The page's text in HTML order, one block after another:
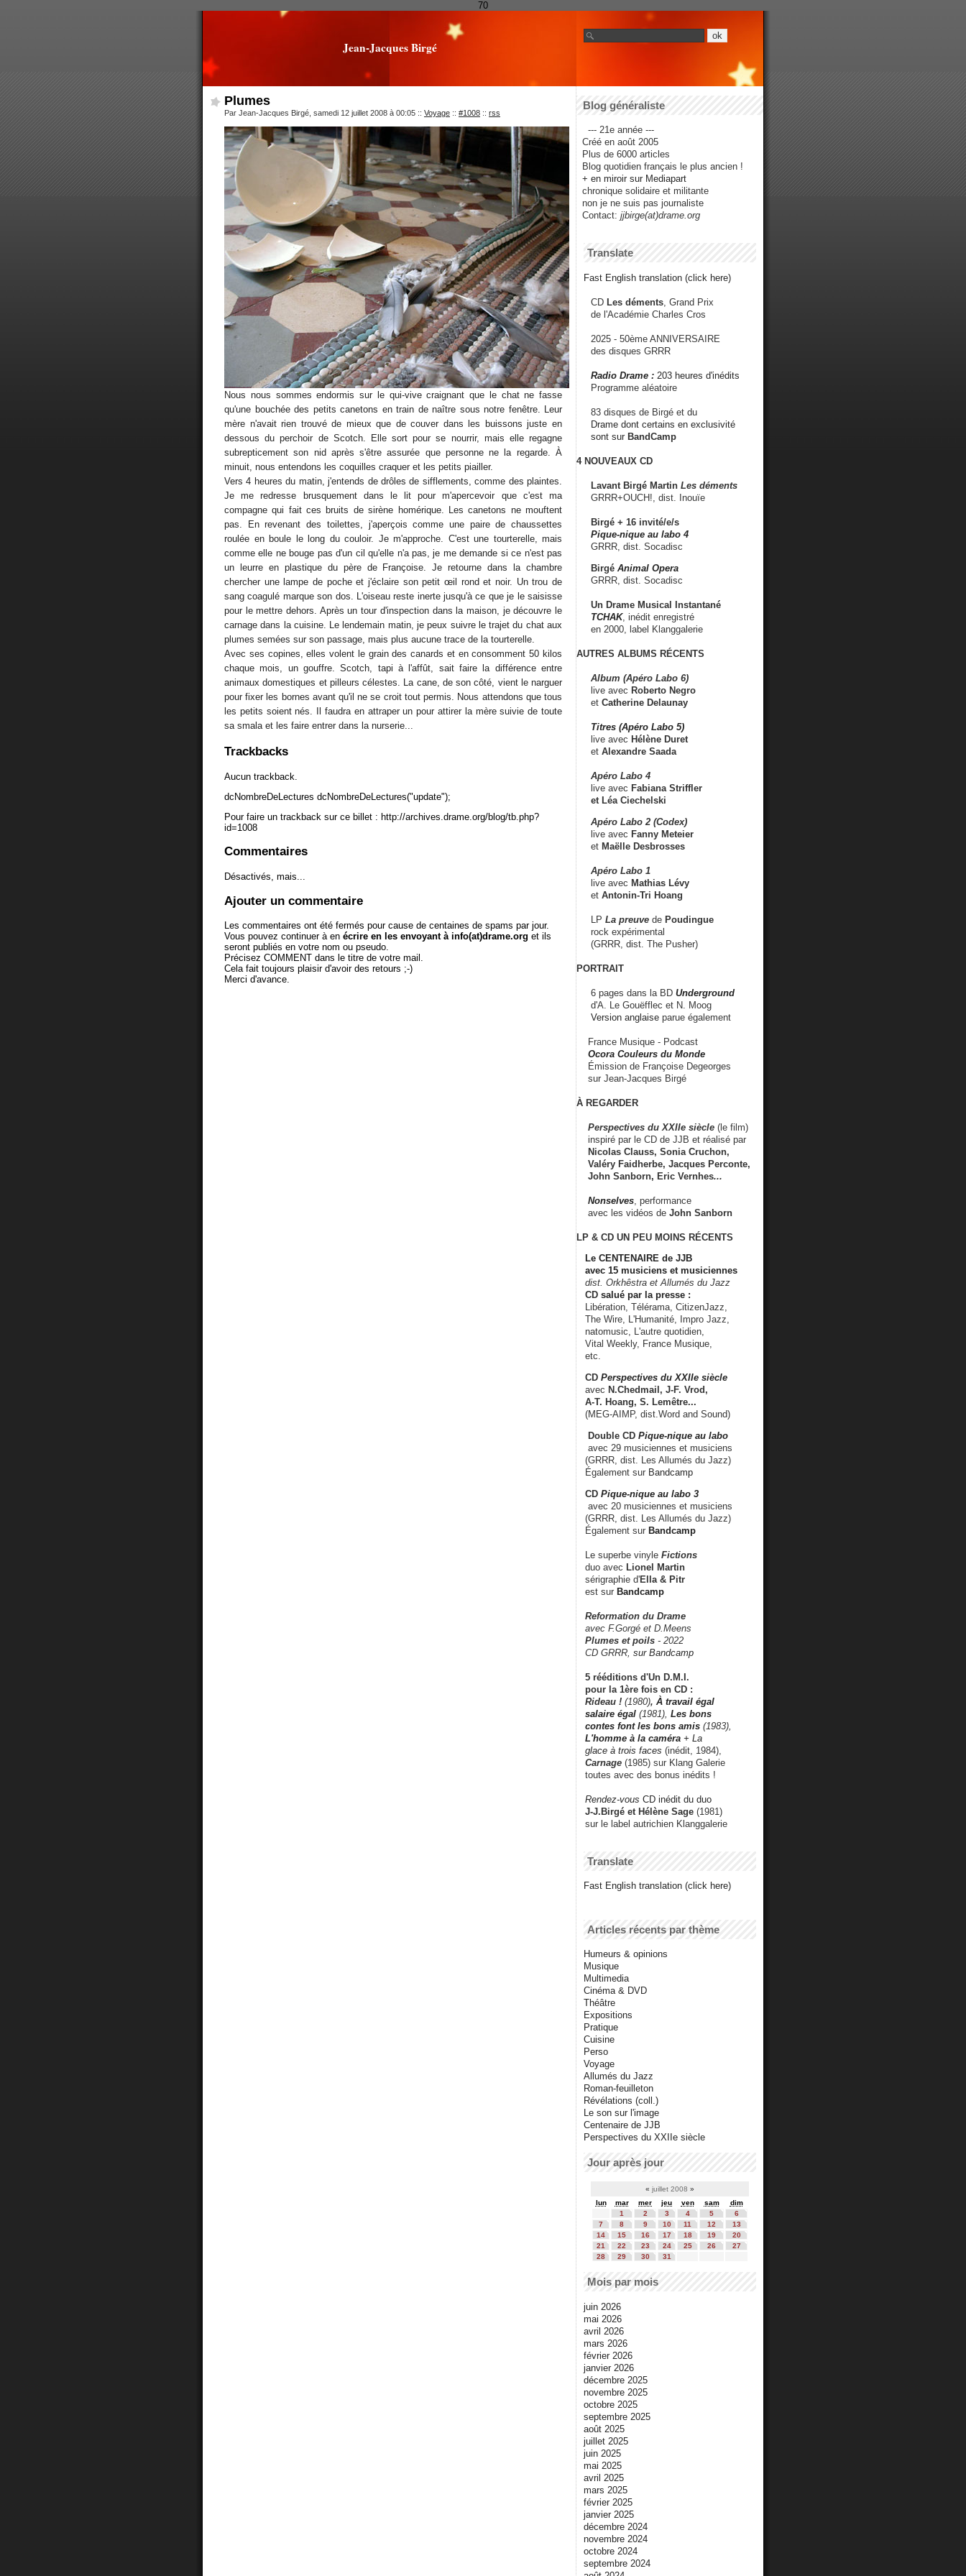
70
Jean-Jacques Birgé
Plumes
Par Jean-Jacques Birgé, samedi 12 juillet 2008 à 00:05 :: Voyage :: #1008 :: rss
Nous nous sommes endormis sur le qui-vive craignant que le chat ne fasse
qu'une bouchée des petits canetons en train de naître sous notre fenêtre. Leur
mère n'avait rien trouvé de mieux que de couver dans les buissons juste en
dessous du perchoir de Scotch. Elle sort pour se nourrir, mais elle regagne
subrepticement son nid après s'être assurée que personne ne la regarde. À
minuit, nous entendons les coquilles craquer et les petits piailler.
Vers 4 heures du matin, j'entends de drôles de sifflements, comme des plaintes.
Je me redresse brusquement dans le lit pour m'apercevoir que c'est ma
compagne qui fait ces bruits de sirène homérique. Les canetons ne mouftent
pas. En revenant des toilettes, j'aperçois comme une paire de chaussettes
roulée en boule le long du couloir. Je m'approche. C'est une tourterelle, mais
comme elle ne bouge pas d'un cil qu'elle n'a pas, je me demande si ce n'est pas
un leurre en plastique du père de Françoise. Je retourne dans la chambre
chercher une lampe de poche et j'éclaire son petit œil rond et noir. Un trou de
sang coagulé marque son dos. L'oiseau reste inerte jusqu'à ce que je le saisisse
pour le mettre dehors. Après un tour d'inspection dans la maison, je découvre le
carnage dans la cuisine. Le lendemain matin, je peux suivre le trajet du chat aux
plumes semées sur son passage, mais plus aucune trace de la tourterelle.
Avec ses copines, elles volent le grain des canards et en consomment 50 kilos
chaque mois, un gouffre. Scotch, tapi à l'affût, sait faire la différence entre
animaux domestiques et pilleurs célestes. La cane, de son côté, vient le narguer
pour fixer les bornes avant qu'il ne se croit tout permis. Nous attendons que tous
les petits soient nés. Il faudra en attraper un pour attirer la mère suivie de toute
sa smala et les faire entrer dans la nurserie...
Trackbacks
Aucun trackback.
dcNombreDeLectures dcNombreDeLectures("update");
Pour faire un trackback sur ce billet : http://archives.drame.org/blog/tb.php?
id=1008
Commentaires
Désactivés, mais...
Ajouter un commentaire
Les commentaires ont été fermés pour cause de centaines de spams par jour.
Vous pouvez continuer à en écrire en les envoyant à info(at)drame.org et ils
seront publiés en votre nom ou pseudo.
Précisez COMMENT dans le titre de votre mail.
Cela fait toujours plaisir d'avoir des retours ;-)
Merci d'avance.
Blog généraliste
--- 21e année ---
Créé en août 2005
Plus de 6000 articles
Blog quotidien français le plus ancien !
+ en miroir sur Mediapart
chronique solidaire et militante
non je ne suis pas journaliste
Contact: jjbirge(at)drame.org
Translate
Fast English translation (click here)
CD Les déments , Grand Prix
de l'Académie Charles Cros
2025 - 50ème ANNIVERSAIRE
des disques GRRR
Radio Drame : 203 heures d'inédits
Programme aléatoire
83 disques de Birgé et du
Drame dont certains en exclusivité
sont sur BandCamp
4 NOUVEAUX CD
Lavant Birgé Martin Les déments
GRRR+OUCH!, dist. Inouïe
Birgé + 16 invité/e/s
Pique-nique au labo 4
GRRR, dist. Socadisc
Birgé Animal Opera
GRRR, dist. Socadisc
Un Drame Musical Instantané
TCHAK, inédit enregistré
en 2000, label Klanggalerie
AUTRES ALBUMS RÉCENTS
Album (Apéro Labo 6)
live avec Roberto Negro
et Catherine Delaunay
Titres (Apéro Labo 5)
live avec Hélène Duret
et Alexandre Saada
Apéro Labo 4
live avec Fabiana Striffler
et Léa Ciechelski
Apéro Labo 2 (Codex)
live avec Fanny Meteier
et Maëlle Desbrosses
Apéro Labo 1
live avec Mathias Lévy
et Antonin-Tri Hoang
LP La preuve de Poudingue
rock expérimental
(GRRR, dist. The Pusher)
PORTRAIT
6 pages dans la BD Underground
d'A. Le Gouëfflec et N. Moog
Version anglaise parue également
France Musique - Podcast
Ocora Couleurs du Monde
Émission de Françoise Degeorges
sur Jean-Jacques Birgé
À REGARDER
Perspectives du XXIIe siècle (le film)
inspiré par le CD de JJB et réalisé par
Nicolas Clauss, Sonia Cruchon,
Valéry Faidherbe, Jacques Perconte,
John Sanborn, Eric Vernhes...
Nonselves , performance
avec les vidéos de John Sanborn
LP & CD UN PEU MOINS RÉCENTS
Le CENTENAIRE de JJB
avec 15 musiciens et musiciennes
dist. Orkhêstra et Allumés du Jazz
CD salué par la presse :
Libération, Télérama, CitizenJazz,
The Wire, L'Humanité, Impro Jazz,
natomusic, L'autre quotidien,
Vital Weekly, France Musique,
etc.
CD Perspectives du XXIIe siècle
avec N.Chedmail, J-F. Vrod,
A-T. Hoang, S. Lemêtre...
(MEG-AIMP, dist.Word and Sound)
Double CD Pique-nique au labo
avec 29 musiciennes et musiciens
(GRRR, dist. Les Allumés du Jazz)
Également sur Bandcamp
CD Pique-nique au labo 3
avec 20 musiciennes et musiciens
(GRRR, dist. Les Allumés du Jazz)
Également sur Bandcamp
Le superbe vinyle Fictions
duo avec Lionel Martin
sérigraphie d'Ella & Pitr
est sur Bandcamp
Reformation du Drame
avec F.Gorgé et D.Meens
Plumes et poils - 2022
CD GRRR, sur Bandcamp
5 rééditions d'Un D.M.I.
pour la 1ère fois en CD :
Rideau ! (1980), À travail égal
salaire égal (1981), Les bons
contes font les bons amis (1983),
L'homme à la caméra + La
glace à trois faces (inédit, 1984),
Carnage (1985) sur Klang Galerie
toutes avec des bonus inédits !
Rendez-vous CD inédit du duo
J-J.Birgé et Hélène Sage (1981)
sur le label autrichien Klanggalerie
Translate
Fast English translation (click here)
Articles récents par thème
Humeurs & opinions
Musique
Multimedia
Cinéma & DVD
Théâtre
Expositions
Pratique
Cuisine
Perso
Voyage
Allumés du Jazz
Roman-feuilleton
Révélations (coll.)
Le son sur l'image
Centenaire de JJB
Perspectives du XXIIe siècle
Jour après jour
« juillet 2008 »
lun
mar mer jeu ven sam
dim
1
2 3 4 5
6
7
8 9 10 11 12
13
14
15 16 17 18 19
20
21
22 23 24 25 26
27
28
29 30 31
Mois par mois
juin 2026
mai 2026
avril 2026
mars 2026
février 2026
janvier 2026
décembre 2025
novembre 2025
octobre 2025
septembre 2025
août 2025
juillet 2025
juin 2025
mai 2025
avril 2025
mars 2025
février 2025
janvier 2025
décembre 2024
novembre 2024
octobre 2024
septembre 2024